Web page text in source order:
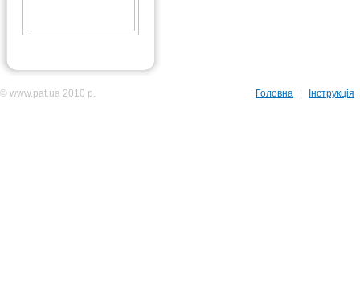
© www.pat.ua 2010 р. Головна Інструкція